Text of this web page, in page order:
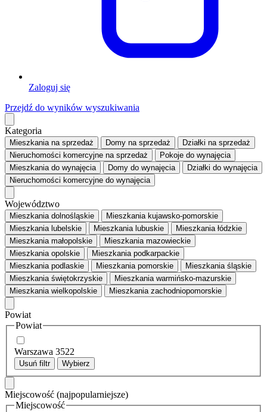
Zaloguj się
Przejdź do wyników wyszukiwania
Kategoria
Mieszkaniana sprzedaż Domy na sprzedaż Działki na sprzedaż
Nieruchomości komercyjne na sprzedaż Pokoje do wynajęcia
Mieszkaniado wynajęcia Domy do wynajęcia Działki do wynajęcia
Nieruchomości komercyjne do wynajęcia
Województwo
Mieszkania dolnośląskie
Mieszkania kujawsko-pomorskie
Mieszkania lubelskie
Mieszkania lubuskie
Mieszkania łódzkie
Mieszkania małopolskie
Mieszkania mazowieckie
Mieszkania opolskie
Mieszkania podkarpackie
Mieszkania podlaskie
Mieszkania pomorskie
Mieszkania śląskie
Mieszkania świętokrzyskie
Mieszkania warmińsko-mazurskie
Mieszkania wielkopolskie
Mieszkania zachodniopomorskie
Powiat
Powiat
Warszawa 3522
Usuń filtr Wybierz
Miejscowość (najpopularniejsze)
Miejscowość